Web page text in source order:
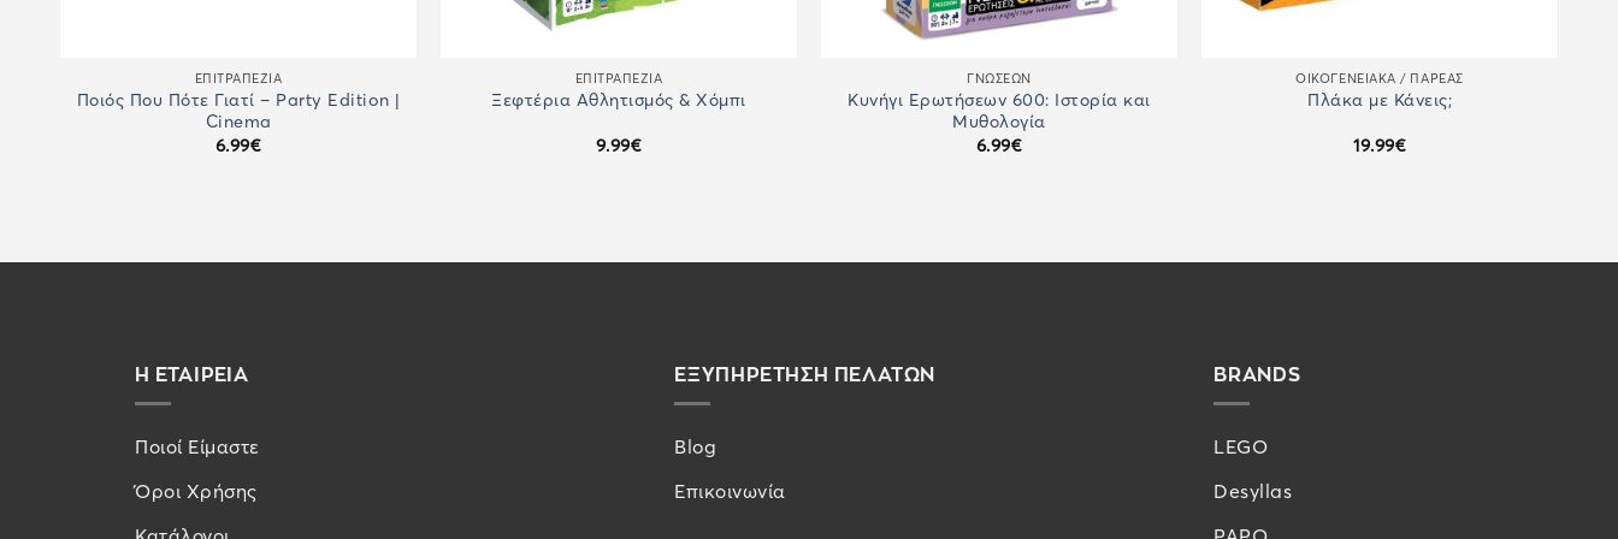
ΕΠΙΤΡΑΠΈΖΙΑ
Ποιός Που Πότε Γιατί – Party Edition |
Cinema
6.99€
ΕΠΙΤΡΑΠΈΖΙΑ
Ξεφτέρια Αθλητισμός & Χόμπι
9.99€
ΓΝΏΣΕΩΝ
Κυνήγι Ερωτήσεων 600: Ιστορία και
Μυθολογία
6.99€
ΟΙΚΟΓΕΝΕΙΑΚΆ / ΠΑΡΈΑΣ
Πλάκα με Κάνεις;
19.99€
Η ΕΤΑΙΡΕΙΑ
Ποιοί Είμαστε
Όροι Χρήσης
ΕΞΥΠΗΡΕΤΗΣΗ ΠΕΛΑΤΩΝ
Blog
Επικοινωνία
BRANDS
LEGO
Desyllas